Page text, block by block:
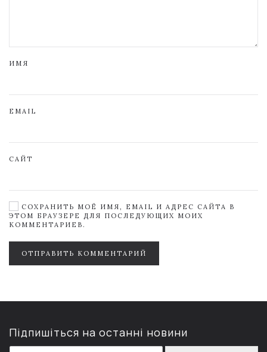
ИМЯ
EMAIL
САЙТ
СОХРАНИТЬ МОЁ ИМЯ, EMAIL И АДРЕС САЙТА В
ЭТОМ БРАУЗЕРЕ ДЛЯ ПОСЛЕДУЮЩИХ МОИХ
КОММЕНТАРИЕВ.
ОТПРАВИТЬ КОММЕНТАРИЙ
Підпишіться на останні новини